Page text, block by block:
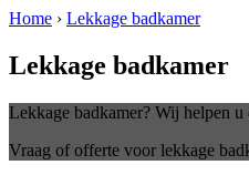
Home › Lekkage badkamer
Lekkage badkamer
Lekkage badkamer? Wij helpen u
Vraag of offerte voor lekkage